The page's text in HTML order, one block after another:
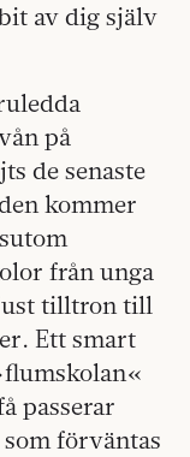
av dig själv
på
de senaste
kommer
från unga
tilltron till
Ett smart
passerar
förväntas